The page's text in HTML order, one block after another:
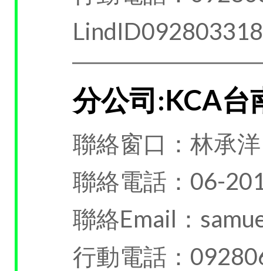
分公司:KCA台
聯絡窗口：林承洋
聯絡電話：06-
聯絡Email：
行動電話：